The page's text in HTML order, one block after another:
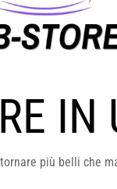
più belli che